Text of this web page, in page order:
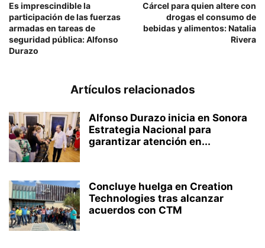
Es imprescindible la
participación de las fuerzas
armadas en tareas de
seguridad pública: Alfonso
Durazo
Cárcel para quien altere con
drogas el consumo de
bebidas y alimentos: Natalia
Rivera
Artículos relacionados
Alfonso Durazo inicia en Sonora
Estrategia Nacional para
garantizar atención en...
Concluye huelga en Creation
Technologies tras alcanzar
acuerdos con CTM